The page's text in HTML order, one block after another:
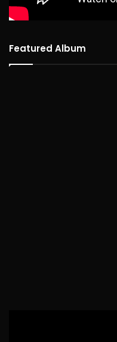
Featured Album